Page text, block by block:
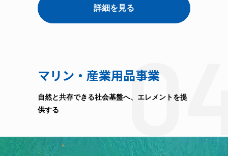
詳細を見る
マリン・産業用品事業
自然と共存できる社会基盤へ、エレメントを提
供する